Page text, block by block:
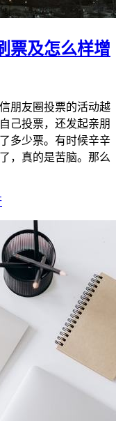
票及怎么样增
朋友圈投票的活动越
己投票，还发起亲朋
多少票。有时候辛辛
，真的是苦脑。那么